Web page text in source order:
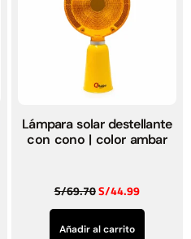
Lámpara solar destellante
con cono | color ambar
S/69.70S/44.99
Añadir al carrito